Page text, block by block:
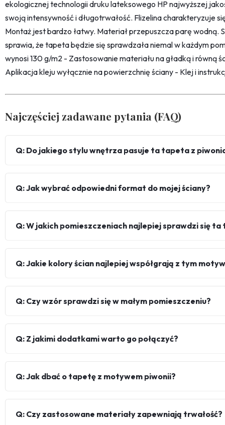
ekologicznej technologii druku lateksowego HP najwyższej
swoją intensywność i długotrwałość. Flizelina charakteryzuje
Montaż jest bardzo łatwy. Materiał przepuszcza parę wodną.
sprawia, że tapeta będzie się sprawdzała niemal w każdym
wynosi 130 g/m2 - Zastosowanie materiału na gładką i równą
Aplikacja kleju wyłącznie na powierzchnię ściany - Klej i
Najczęściej zadawane pytania (FAQ)
Q: Do jakiego stylu wnętrza pasuje ta tapeta z
Q: Jak wybrać odpowiedni format do mojej ściany?
Q: W jakich pomieszczeniach najlepiej sprawdzi się
Q: Jakie kolory ścian najlepiej współgrają z tym
Q: Czy wzór sprawdzi się w małym pomieszczeniu?
Q: Z jakimi dodatkami warto go połączyć?
Q: Jak dbać o tapetę z motywem piwonii?
Q: Czy zastosowane materiały zapewniają trwałość?